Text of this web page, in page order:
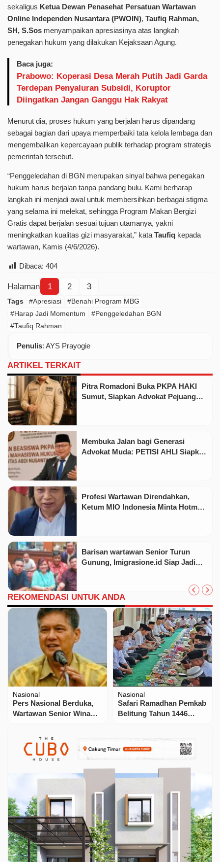
sekaligus Ketua Dewan Penasehat Persatuan Wartawan
Online Independen Nusantara (PWOIN), Taufiq Rahman,
SH, S.Sos menyampaikan apresiasinya atas langkah
penegakan hukum yang dilakukan Kejaksaan Agung.
Baca juga:
Prabowo: Koperasi Desa Merah Putih Jadi Garda
Terdepan Penyaluran Subsidi, Koruptor
Diingatkan Jangan Ganggu Hak Rakyat
Menurut dia, proses hukum yang berjalan harus dipandang
sebagai bagian dari upaya memperbaiki tata kelola lembaga dan
mengembalikan kepercayaan publik terhadap program strategis
pemerintah tersebut.
“Penggeledahan di BGN merupakan sinyal bahwa penegakan
hukum harus berjalan tanpa pandang bulu. Kami berharap
langkah ini menjadi awal untuk membersihkan berbagai stigma
yang selama ini melekat, sehingga Program Makan Bergizi
Gratis dapat berjalan sesuai tujuan utamanya, yakni
meningkatkan kualitas gizi masyarakat,” kataTaufiq kepada
wartawan, Kamis (4/6/2026).
Dibaca: 404
Halaman 1 2 3
Tags #Apresiasi
#Benahi Program MBG
#Harap Jadi Momentum
#Penggeledahan BGN
#Taufiq Rahman
Penulis: AYS Prayogie
ARTIKEL TERKAIT
Pitra Romadoni Buka PKPA HAKI
Sumut, Siapkan Advokat Pejuang
Membuka Jalan bagi Generasi
Advokat Muda: PETISI AHLI Siapkan
Profesi Wartawan Direndahkan,
Ketum MIO Indonesia Minta Hotman
Barisan wartawan Senior Turun
Gunung, Imigrasione.id Siap Jadi
REKOMENDASI UNTUK ANDA
Nasional
Pers Nasional Berduka,
Wartawan Senior Wina
Nasional
Safari Ramadhan Pemkab
Belitung Tahun 1446